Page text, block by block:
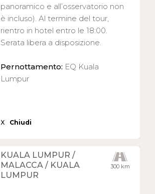
panoramico e all’osservatorio non
è incluso). Al termine del tour,
rientro in hotel entro le 18:00.
Serata libera a disposizione.
Pernottamento: EQ Kuala
Lumpur
X Chiudi
300 km
KUALA LUMPUR /
MALACCA / KUALA
LUMPUR